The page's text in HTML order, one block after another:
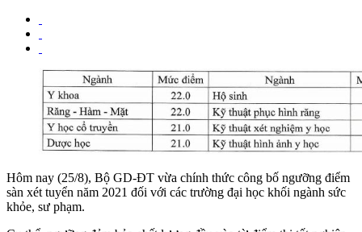
Hôm nay (25/8), Bộ GD-ĐT vừa chính thức công bố ngưỡng điểm
sàn xét tuyển năm 2021 đối với các trường đại học khối ngành sức
khỏe, sư phạm.